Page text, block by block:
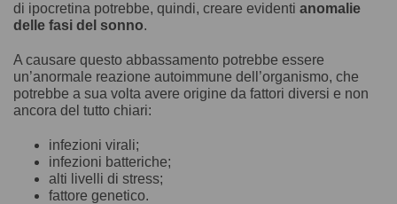
di ipocretina potrebbe, quindi, creare evidenti anomalie
delle fasi del sonno.
A causare questo abbassamento potrebbe essere
un’anormale reazione autoimmune dell’organismo, che
potrebbe a sua volta avere origine da fattori diversi e non
ancora del tutto chiari:
infezioni virali;
infezioni batteriche;
alti livelli di stress;
fattore genetico.